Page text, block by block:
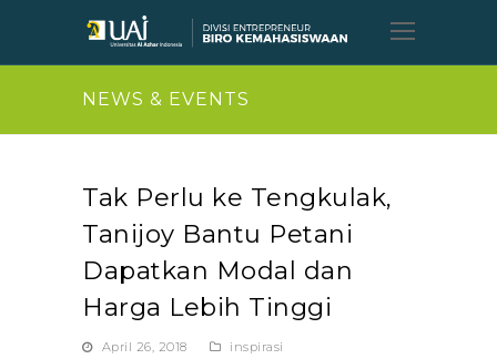
Open
Mobile
NEWS & EVENTS
Tak Perlu ke Tengkulak,
Tanijoy Bantu Petani
Dapatkan Modal dan
Harga Lebih Tinggi
April 26, 2018 inspirasi